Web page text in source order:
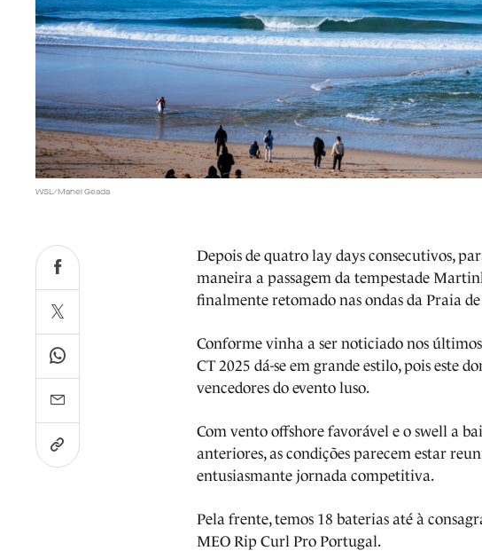
WSL/Manel Geada
Depois de quatro lay days consecutivos,
maneira a passagem da tempestade
finalmente retomado nas ondas da Praia
Conforme vinha a ser noticiado nos
CT 2025 dá-se em grande estilo, pois este
vencedores do evento luso.
Com vento offshore favorável e o swell a
anteriores, as condições parecem estar
entusiasmante jornada competitiva.
Pela frente, temos 18 baterias até à
MEO Rip Curl Pro Portugal.